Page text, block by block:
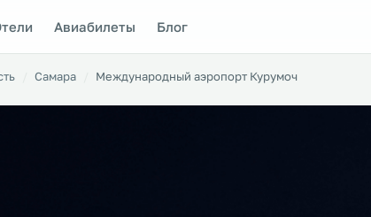
Авиабилеты Блог
Самара Международный аэропорт Курумоч